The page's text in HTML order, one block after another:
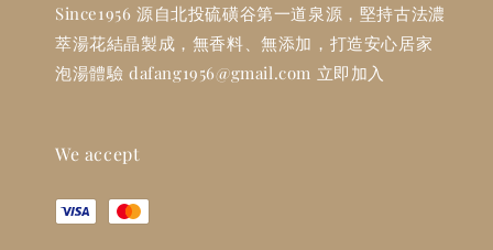
Since1956 源自北投硫磺谷第一道泉源，堅持古法濃
萃湯花結晶製成，無香料、無添加，打造安心居家
泡湯體驗 dafang1956@gmail.com 立即加入
We accept